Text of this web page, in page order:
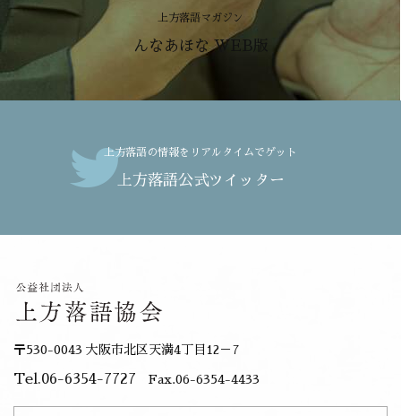
上方落語マガジン
んなあほな WEB版
上方落語の情報をリアルタイムでゲット
上方落語公式ツイッター
〒530-0043 大阪市北区天満4丁目12－7
Tel.06-6354-7727 Fax.06-6354-4433